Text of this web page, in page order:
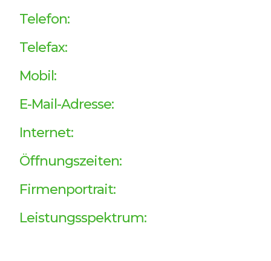
Telefon:
Telefax:
Mobil:
E-Mail-Adresse:
Internet:
Öffnungszeiten:
Firmenportrait:
Leistungsspektrum: